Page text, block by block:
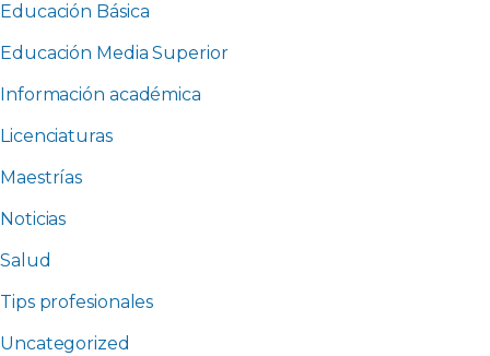
Educación Básica
Educación Media Superior
Información académica
Licenciaturas
Maestrías
Noticias
Salud
Tips profesionales
Uncategorized